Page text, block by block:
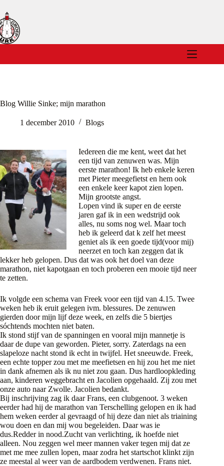
naar
de
inhoud
Blog Willie Sinke; mijn marathon
1 december 2010 Blogs
Iedereen die me kent, weet dat het
een tijd van zenuwen was. Mijn
eerste marathon! Ik heb enkele keren
met Pieter meegefietst en hem ook
een enkele keer kapot zien lopen.
Mijn grootste angst.
Lopen vind ik super en de eerste
jaren gaf ik in een wedstrijd ook
alles, nu soms nog wel. Maar toch
heb ik geleerd dat k zelf het meest
geniet als ik een goede tijd(voor mij)
neerzet en toch kan zeggen dat ik
lekker heb gelopen. Dus dat was ook het doel van deze
marathon, niet kapotgaan en toch proberen een mooie tijd neer
te zetten.
Ik volgde een schema van Freek voor een tijd van 4.15. Twee
weken heb ik eruit gelegen ivm. blessures. De zenuwen
gierden door mijn lijf deze week, en zelfs die 5 biertjes
sóchtends mochten niet baten.
Ik stond stijf van de spanningen en vooral mijn mannetje is
daar de dupe van geworden. Pieter, sorry. Zaterdags na een
slapeloze nacht stond ik echt in twijfel. Het sneeuwde. Freek,
een echte topper zou met me meefietsen en hij zou het me niet
in dank afnemen als ik nu niet zou gaan. Dus hardloopkleding
aan, kinderen weggebracht en Jacolien opgehaald. Zij zou met
onze auto naar Zwolle. Jacolien bedankt.
Bij inschrijving zag ik daar Frans, een clubgenoot. 3 weken
eerder had hij de marathon van Terschelling gelopen en ik had
hem weken eerder al gevraagd of hij deze dan niet als triaining
wou doen en dan mij wou begeleiden. Daar was ie
dus.Redder in nood.Zucht van verlichting, ik hoefde niet
alleen. Nou zeggen wel meer mannen vaker tegen mij dat ze
met me mee zullen lopen, maar zodra het startschot klinkt zijn
ze meestal al weer van de aardbodem verdwenen. Frans niet.